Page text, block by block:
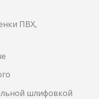
ПВХ,
шлифовкой